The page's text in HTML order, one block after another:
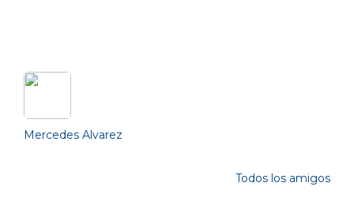
Mercedes Alvarez
Todos los amigos